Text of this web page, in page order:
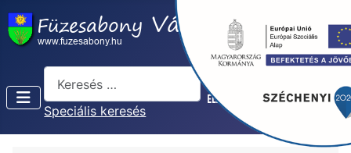
Keresés...
Speciális keresés